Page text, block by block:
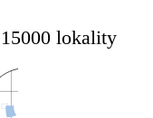
15000 lokality